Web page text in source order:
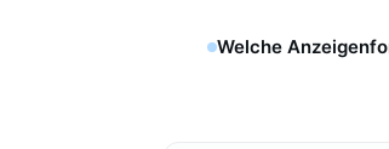
Welche